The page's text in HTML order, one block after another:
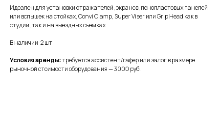
Идеален для установки отражателей, экранов, пенопластовых панелей
или вспышек на стойках, Convi Clamp, Super Viser или Grip Head как в
студии, так и на выездных съемках.
В наличии: 2 шт
Условия аренды:требуется ассистент/гафер или залог в размере
рыночной стоимости оборудования — 3000 руб.